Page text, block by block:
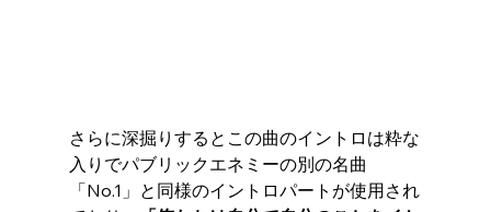
さらに深掘りするとこの曲のイントロは粋な
入りでパブリックエネミーの別の名曲
「No.1」と同様のイントロパートが使用され